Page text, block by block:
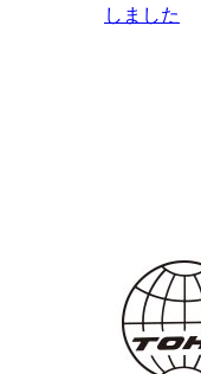
しました